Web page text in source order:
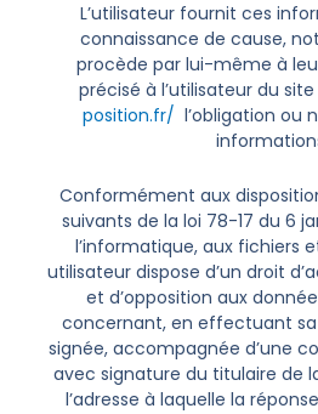
L’utilisateur fournit ces
connaissance de cause,
procède par lui-même à
précisé à l’utilisateur du site
position.fr/ l’obligation ou
Conformément aux
suivants de la loi 78-17 du 6
l’informatique, aux fichiers
utilisateur dispose d’un droit
et d’opposition aux
concernant, en effectuant
signée, accompagnée d’une
avec signature du titulaire de
l’adresse à laquelle la